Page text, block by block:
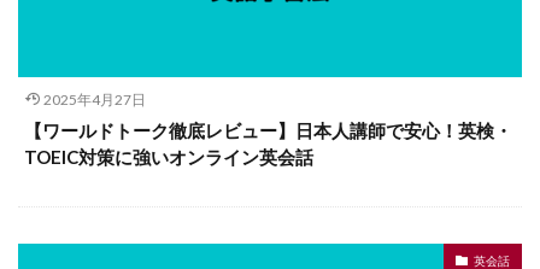
2025年4月27日
【ワールドトーク徹底レビュー】日本人講師で安心！英検・
TOEIC対策に強いオンライン英会話
英会話